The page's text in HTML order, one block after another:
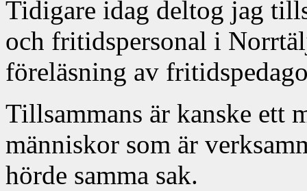
Tidigare idag deltog jag
och fritidspersonal i
föreläsning av
Tillsammans är kanske ett
människor som är
hörde samma sak.